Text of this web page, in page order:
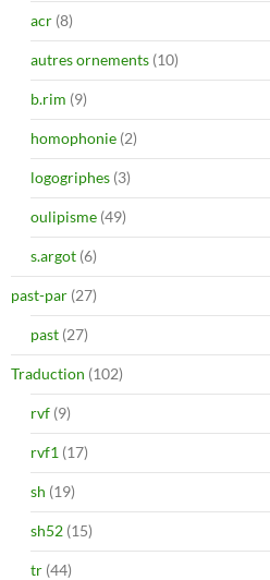
acr (8)
autres ornements (10)
b.rim (9)
homophonie (2)
logogriphes (3)
oulipisme (49)
s.argot (6)
past-par (27)
past (27)
Traduction (102)
rvf (9)
rvf1 (17)
sh (19)
sh52 (15)
tr (44)